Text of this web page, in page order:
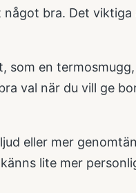
bra. Det
som en
val när du vill ge
eller mer
lite mer